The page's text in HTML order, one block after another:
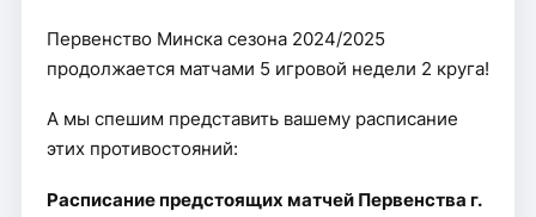
Первенство Минска сезона 2024/2025
продолжается матчами 5 игровой недели 2 круга!
А мы спешим представить вашему расписание
этих противостояний:
Расписание предстоящих матчей Первенства г.